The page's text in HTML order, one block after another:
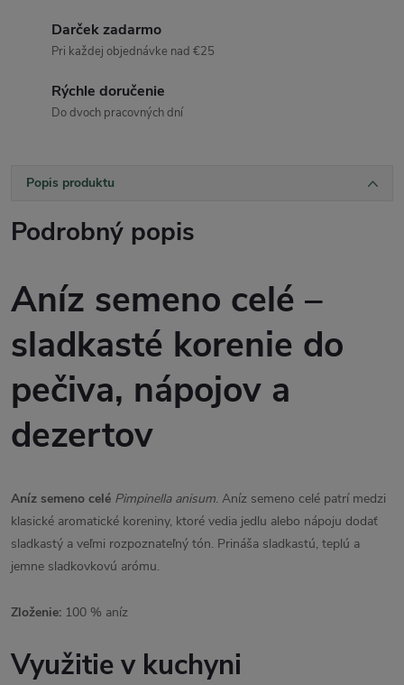
Darček zadarmo
Pri každej objednávke nad €25
Rýchle doručenie
Do dvoch pracovných dní
Popis produktu
Podrobný popis
Aníz semeno celé –
sladkasté korenie do
pečiva, nápojov a
dezertov
Aníz semeno celé Pimpinella anisum. Aníz semeno celé patrí medzi
klasické aromatické koreniny, ktoré vedia jedlu alebo nápoju dodať
sladkastý a veľmi rozpoznateľný tón. Prináša sladkastú, teplú a
jemne sladkovkovú arómu.
Zloženie: 100 % aníz
Využitie v kuchyni